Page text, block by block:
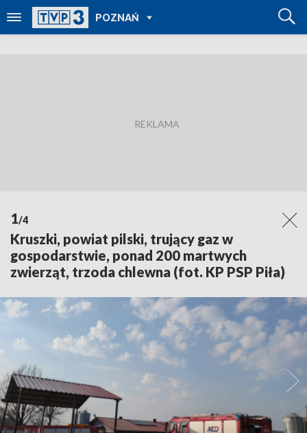
POZNAŃ
POWRÓT DO
TVP REGIONY
1/4
Kruszki, powiat pilski, trujący gaz w
gospodarstwie, ponad 200 martwych
zwierząt, trzoda chlewna (fot. KP PSP Piła)